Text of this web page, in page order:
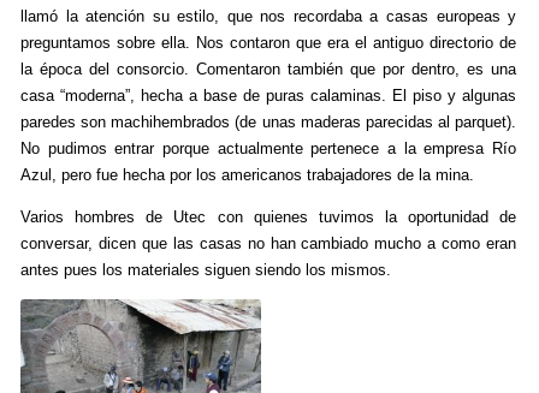
llamó la atención su estilo, que nos recordaba a casas europeas y
preguntamos sobre ella. Nos contaron que era el antiguo directorio de
la época del consorcio. Comentaron también que por dentro, es una
casa “moderna”, hecha a base de puras calaminas. El piso y algunas
paredes son machihembrados (de unas maderas parecidas al parquet).
No pudimos entrar porque actualmente pertenece a la empresa Río
Azul, pero fue hecha por los americanos trabajadores de la mina.
Varios hombres de Utec con quienes tuvimos la oportunidad de
conversar, dicen que las casas no han cambiado mucho a como eran
antes pues los materiales siguen siendo los mismos.